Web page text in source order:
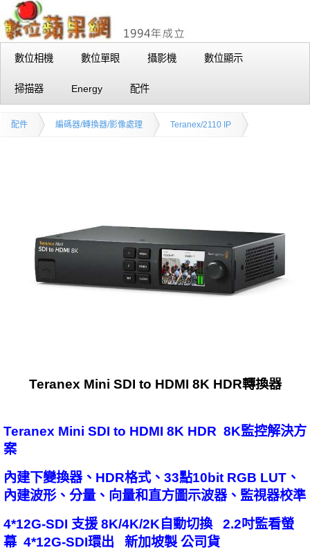
數位相機 數位單眼 攝影機 數位顯示
掃描器 Energy 配件
配件 編碼器/轉換器/影像處理 Teranex/2110 IP
Teranex Mini SDI to HDMI 8K HDR轉換器
Teranex Mini SDI to HDMI 8K HDR 8K監控解決方
案
內建下變換器、HDR格式、33點10bit RGB LUT、
內建波形、分量、向量和直方圖示波器、監視器校準
4*12G-SDI 支援 8K/4K/2K自動切換 2.2吋監看螢
幕 4*12G-SDI環出 新加坡製 公司貨